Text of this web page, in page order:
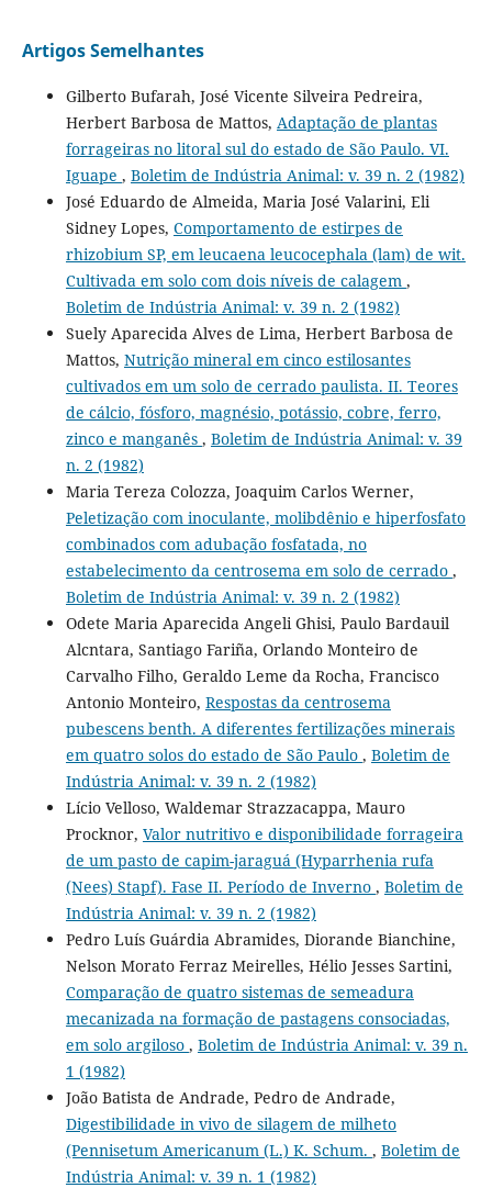
Artigos Semelhantes
Gilberto Bufarah, José Vicente Silveira Pedreira,
Herbert Barbosa de Mattos, Adaptação de plantas
forrageiras no litoral sul do estado de São Paulo. VI.
Iguape , Boletim de Indústria Animal: v. 39 n. 2 (1982)
José Eduardo de Almeida, Maria José Valarini, Eli
Sidney Lopes, Comportamento de estirpes de
rhizobium SP, em leucaena leucocephala (lam) de wit.
Cultivada em solo com dois níveis de calagem ,
Boletim de Indústria Animal: v. 39 n. 2 (1982)
Suely Aparecida Alves de Lima, Herbert Barbosa de
Mattos, Nutrição mineral em cinco estilosantes
cultivados em um solo de cerrado paulista. II. Teores
de cálcio, fósforo, magnésio, potássio, cobre, ferro,
zinco e manganês , Boletim de Indústria Animal: v. 39
n. 2 (1982)
Maria Tereza Colozza, Joaquim Carlos Werner,
Peletização com inoculante, molibdênio e hiperfosfato
combinados com adubação fosfatada, no
estabelecimento da centrosema em solo de cerrado ,
Boletim de Indústria Animal: v. 39 n. 2 (1982)
Odete Maria Aparecida Angeli Ghisi, Paulo Bardauil
Alcntara, Santiago Fariña, Orlando Monteiro de
Carvalho Filho, Geraldo Leme da Rocha, Francisco
Antonio Monteiro, Respostas da centrosema
pubescens benth. A diferentes fertilizações minerais
em quatro solos do estado de São Paulo , Boletim de
Indústria Animal: v. 39 n. 2 (1982)
Lício Velloso, Waldemar Strazzacappa, Mauro
Procknor, Valor nutritivo e disponibilidade forrageira
de um pasto de capim-jaraguá (Hyparrhenia rufa
(Nees) Stapf). Fase II. Período de Inverno , Boletim de
Indústria Animal: v. 39 n. 2 (1982)
Pedro Luís Guárdia Abramides, Diorande Bianchine,
Nelson Morato Ferraz Meirelles, Hélio Jesses Sartini,
Comparação de quatro sistemas de semeadura
mecanizada na formação de pastagens consociadas,
em solo argiloso , Boletim de Indústria Animal: v. 39 n.
1 (1982)
João Batista de Andrade, Pedro de Andrade,
Digestibilidade in vivo de silagem de milheto
(Pennisetum Americanum (L.) K. Schum. , Boletim de
Indústria Animal: v. 39 n. 1 (1982)